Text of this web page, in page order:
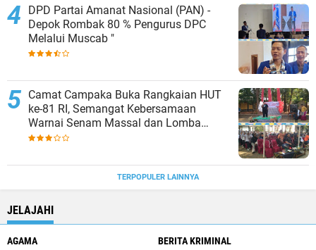
DPD Partai Amanat Nasional (PAN) -
Depok Rombak 80 % Pengurus DPC
Melalui Muscab "
Camat Campaka Buka Rangkaian HUT
ke-81 RI, Semangat Kebersamaan
Warnai Senam Massal dan Lomba
Karaoke Perangkat Desa
TERPOPULER LAINNYA
JELAJAHI
AGAMA
BERITA KRIMINAL